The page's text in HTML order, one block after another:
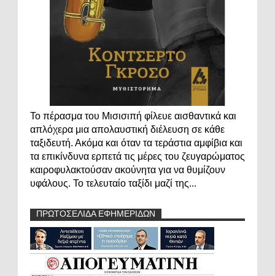
Το πέρασμα του Μισισιπή φίλευε αισθαντικά και
απλόχερα μια απολαυστική διέλευση σε κάθε
ταξιδευτή. Ακόμα και όταν τα τεράστια αμφίβια και
τα επικίνδυνα ερπετά τις μέρες του ζευγαρώματος
καιροφυλακτούσαν ακούνητα για να θυμίζουν
υφάλους. Το τελευταίο ταξίδι μαζί της...
ΠΡΩΤΟΣΕΛΙΔΑ ΕΦΗΜΕΡΙΔΩΝ